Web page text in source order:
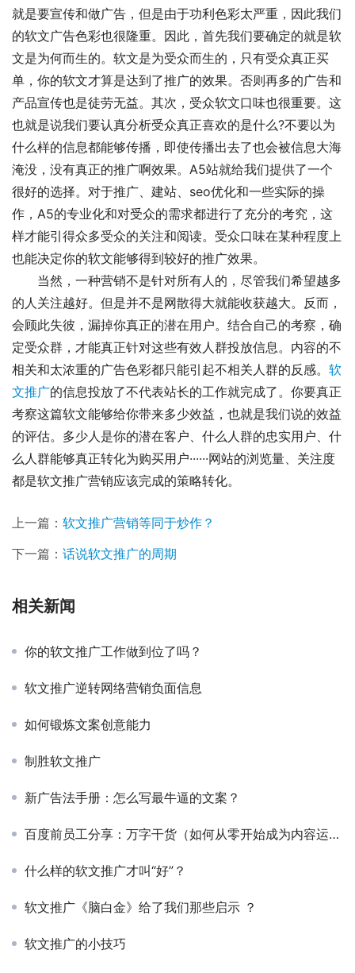
就是要宣传和做广告，但是由于功利色彩太严重，因此我们
的软文广告色彩也很隆重。因此，首先我们要确定的就是软
文是为何而生的。软文是为受众而生的，只有受众真正买
单，你的软文才算是达到了推广的效果。否则再多的广告和
产品宣传也是徒劳无益。其次，受众软文口味也很重要。这
也就是说我们要认真分析受众真正喜欢的是什么?不要以为
什么样的信息都能够传播，即使传播出去了也会被信息大海
淹没，没有真正的推广啊效果。A5站就给我们提供了一个
很好的选择。对于推广、建站、seo优化和一些实际的操
作，A5的专业化和对受众的需求都进行了充分的考究，这
样才能引得众多受众的关注和阅读。受众口味在某种程度上
也能决定你的软文能够得到较好的推广效果。
当然，一种营销不是针对所有人的，尽管我们希望越多
的人关注越好。但是并不是网散得大就能收获越大。反而，
会顾此失彼，漏掉你真正的潜在用户。结合自己的考察，确
定受众群，才能真正针对这些有效人群投放信息。内容的不
相关和太浓重的广告色彩都只能引起不相关人群的反感。 软
文推广的信息投放了不代表站长的工作就完成了。你要真正
考察这篇软文能够给你带来多少效益，也就是我们说的效益
的评估。多少人是你的潜在客户、什么人群的忠实用户、什
么人群能够真正转化为购买用户······网站的浏览量、关注度
都是软文推广营销应该完成的策略转化。
上一篇： 软文推广营销等同于炒作？
下一篇： 话说软文推广的周期
相关新闻
你的软文推广工作做到位了吗？
软文推广逆转网络营销负面信息
如何锻炼文案创意能力
制胜软文推广
新广告法手册：怎么写最牛逼的文案？
百度前员工分享：万字干货（如何从零开始成为内容运营）
什么样的软文推广才叫“好”？
软文推广《脑白金》给了我们那些启示 ？
软文推广的小技巧